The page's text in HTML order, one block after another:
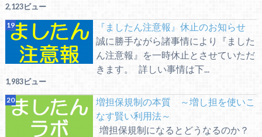
2,123ビュー
『ましたん注意報』休止のお知らせ
誠に勝手ながら諸事情により『ました
ん注意報』を一時休止とさせていただ
きます。 詳しい事情は下...
1,983ビュー
増担保規制の本質 ～増し担を使いこ
なす賢い利用法～
増担保規制になるとどうなるのか？